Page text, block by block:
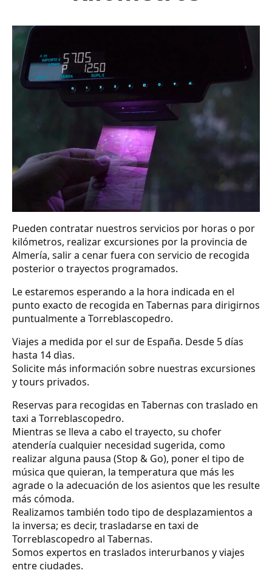
Pueden contratar nuestros servicios por horas o por
kilómetros, realizar excursiones por la provincia de
Almería, salir a cenar fuera con servicio de recogida
posterior o trayectos programados.
Le estaremos esperando a la hora indicada en el
punto exacto de recogida en Tabernas para dirigirnos
puntualmente a Torreblascopedro.
Viajes a medida por el sur de España. Desde 5 días
hasta 14 dìas.
Solicite más información sobre nuestras excursiones
y tours privados.
Reservas para recogidas en Tabernas con traslado en
taxi a Torreblascopedro.
Mientras se lleva a cabo el trayecto, su chofer
atendería cualquier necesidad sugerida, como
realizar alguna pausa (Stop & Go), poner el tipo de
música que quieran, la temperatura que más les
agrade o la adecuación de los asientos que les resulte
más cómoda.
Realizamos también todo tipo de desplazamientos a
la inversa; es decir, trasladarse en taxi de
Torreblascopedro al Tabernas.
Somos expertos en traslados interurbanos y viajes
entre ciudades.